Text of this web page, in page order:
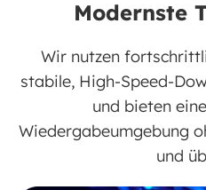
Modernste
Wir nutzen
stabile, High-Speed-
und bieten
Wiedergabeumgebung
und